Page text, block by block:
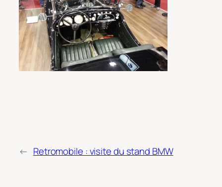
← Retromobile : visite du stand BMW